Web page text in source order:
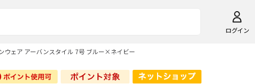
ログイン
ウェア アーバンスタイル 7号 ブルー×ネイビー